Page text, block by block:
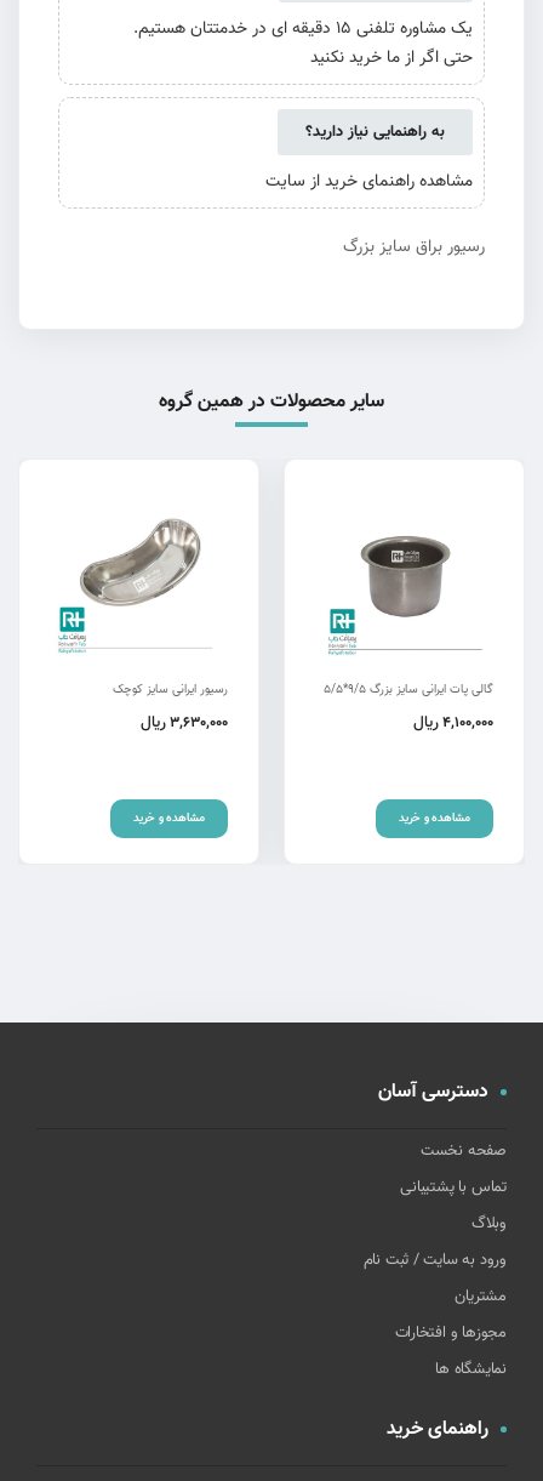
یک مشاوره تلفنی 15 دقیقه ای در خدمتتان هستیم.
حتی اگر از ما خرید نکنید
به راهنمایی نیاز دارید؟
مشاهده راهنمای خرید از سایت
رسیور براق سایز بزرگ
سایر محصولات در همین گروه
گالی پات ایرانی سایز بزرگ 9/5*5/5
4,100,000ریال
مشاهده و خرید
رسیور ایرانی سایز کوچک
3,630,000ریال
مشاهده و خرید
دسترسی آسان
صفحه نخست
تماس با پشتیبانی
وبلاگ
ورود به سایت / ثبت نام
مشتریان
مجوزها و افتخارات
نمایشگاه ها
راهنمای خرید